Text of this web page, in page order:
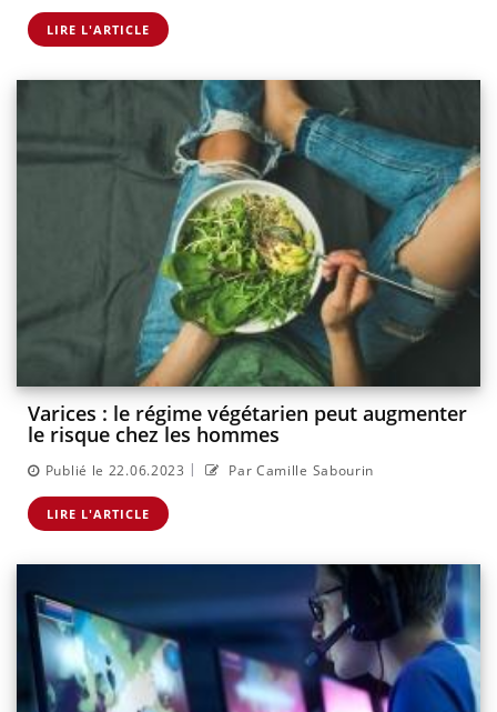
LIRE L'ARTICLE
Varices : le régime végétarien peut augmenter
le risque chez les hommes
Publié le 22.06.2023 | Par Camille Sabourin
LIRE L'ARTICLE